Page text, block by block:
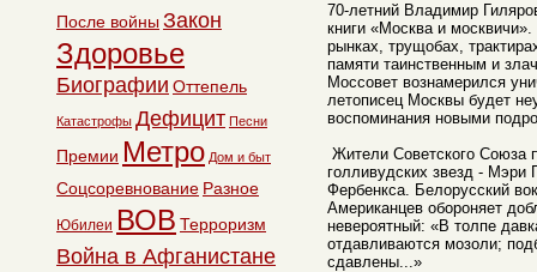
70-летний Владимир
книги «Москва и
рынках, трущобах,
памяти таинственным и
Моссовет вознамерился
летописец Москвы будет
воспоминания новыми
Жители Советского Союза
голливудских звезд -
Фербенкса. Белорусский
Американцев обороняет
невероятный: «В толпе
отдавливаются мозоли;
сдавлены...»
После войны Закон
Здоровье
Биографии Оттепель
Катастрофы Дефицит Песни
Премии Метро Дом и быт
Соцсоревнование Разное
Юбилеи ВОВ Терроризм
Война в Афганистане